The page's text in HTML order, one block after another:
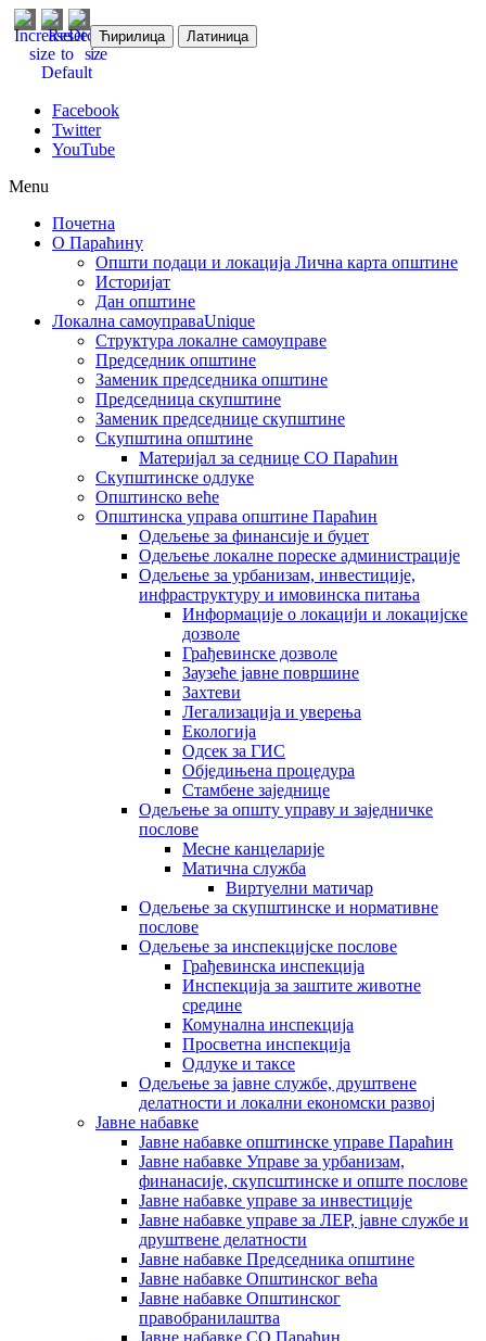
Ћирилица Латиница
Facebook
Twitter
YouTube
Menu
Почетна
О Параћину
Општи подаци и локација Лична карта општине
Историјат
Дан општине
Локална самоуправаUnique
Структура локалне самоуправе
Председник општине
Заменик председника општине
Председница скупштине
Заменик председнице скупштине
Скупштина општине
Материјал за седнице СО Параћин
Скупштинске одлуке
Општинско веће
Општинска управа општине Параћин
Одељење за финансије и буџет
Одељење локалне пореске администрације
Одељење за урбанизам, инвестиције,
инфраструктуру и имовинска питања
Информације о локацији и локацијске
дозволе
Грађевинске дозволе
Заузеће јавне површине
Захтеви
Легализација и уверења
Екологија
Одсек за ГИС
Обједињена процедура
Стамбене заједнице
Oдељење за општу управу и заједничке
послове
Месне канцеларије
Матична служба
Виртуелни матичар
Одељење за скупштинске и нормативне
послове
Одељење за инспекцијске послове
Грађевинска инспекција
Инспекција за заштите животне
средине
Комунална инспекција
Просветна инспекција
Одлуке и таксе
Одељење за јавне службе, друштвене
делатности и локални економски развој
Јавне набавке
Јавне набавке општинске управе Параћин
Јавне набавке Управе за урбанизам,
финанасије, скупсштинске и опште послове
Јавне набавке управе за инвестиције
Јавне набавке управе за ЛЕР, јавне службе и
друштвене делатности
Јавне набавке Председника општине
Јавне набавке Општинског већа
Јавне набавке Општинског
правобранилаштва
Јавне набавке СО Параћин